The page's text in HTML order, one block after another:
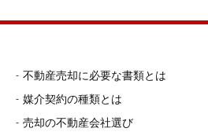
不動産売却に必要な書類とは
媒介契約の種類とは
売却の不動産会社選び